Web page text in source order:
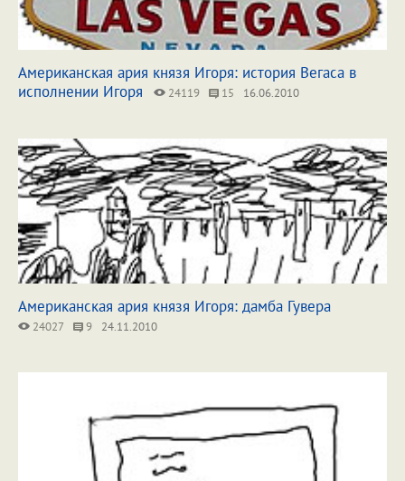
Американская ария князя Игоря: история Вегаса в
исполнении Игоря
24119 15 16.06.2010
Американская ария князя Игоря: дамба Гувера
24027 9 24.11.2010